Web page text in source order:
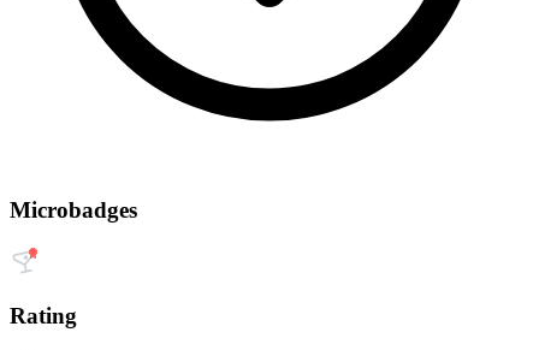
Microbadges
Rating